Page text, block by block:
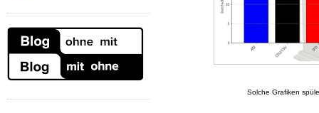
Solche Grafiken